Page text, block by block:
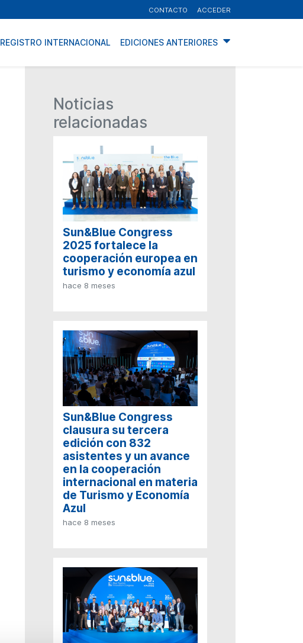
CONTACTO ACCEDER
REGISTRO INTERNACIONAL EDICIONES ANTERIORES
Noticias
relacionadas
Sun&Blue Congress
2025 fortalece la
cooperación europea en
turismo y economía azul
hace 8 meses
Sun&Blue Congress
clausura su tercera
edición con 832
asistentes y un avance
en la cooperación
internacional en materia
de Turismo y Economía
Azul
hace 8 meses